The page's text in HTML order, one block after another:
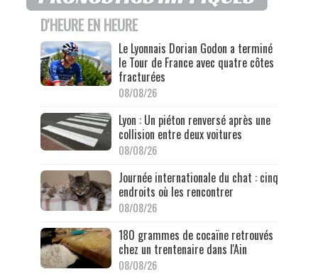
D'HEURE EN HEURE
Le Lyonnais Dorian Godon a terminé
le Tour de France avec quatre côtes
fracturées
08/08/26
Lyon : Un piéton renversé après une
collision entre deux voitures
08/08/26
Journée internationale du chat : cinq
endroits où les rencontrer
08/08/26
180 grammes de cocaïne retrouvés
chez un trentenaire dans l'Ain
08/08/26